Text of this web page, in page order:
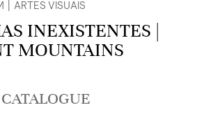
ARTES VISUAIS
INEXISTENTES |
MOUNTAINS